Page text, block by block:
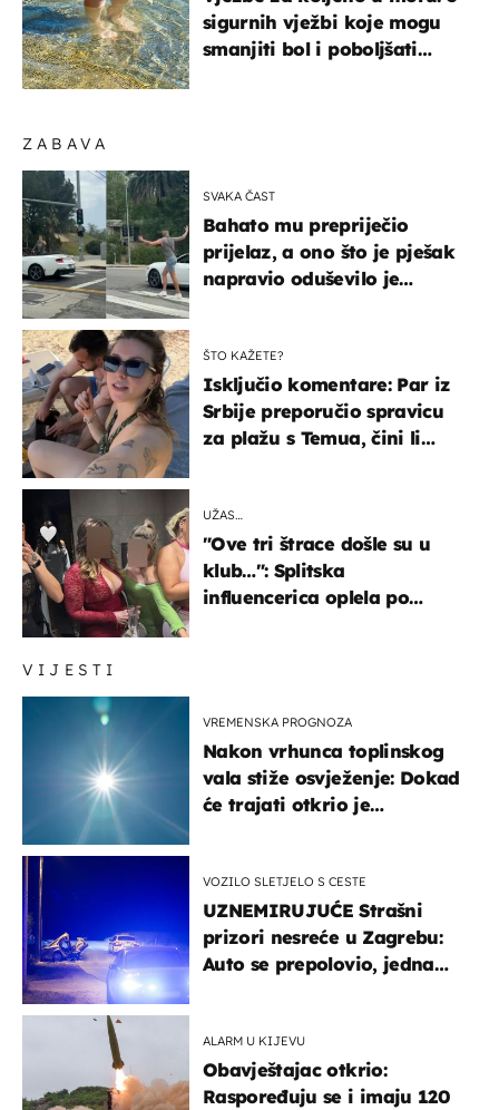
VIJESTI
VREMENSKA PROGNOZA
Nakon vrhunca toplinskog
vala stiže osvježenje: Dokad
će trajati otkrio je
VOZILO SLETJELO S CESTE
UZNEMIRUJUĆE Strašni
prizori nesreće u Zagrebu:
Auto se prepolovio, jedna
ALARM U KIJEVU
Obavještajac otkrio:
Raspoređuju se i imaju 120
ZABAVA
SVAKA ČAST
Bahato mu prepriječio
prijelaz, a ono što je pješak
napravio oduševilo je
ŠTO KAŽETE?
Isključio komentare: Par iz
Srbije preporučio spravicu
za plažu s Temua, čini li
UŽAS…
"Ove tri štrace došle su u
klub…": Splitska
influencerica oplela po
sigurnih vježbi koje mogu
smanjiti bol i poboljšati